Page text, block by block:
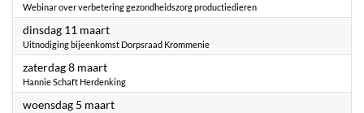
Webinar over verbetering gezondheidszorg productiedieren
dinsdag 11 maart2025
Uitnodiging bijeenkomst Dorpsraad Krommenie
zaterdag 8 maart2025
Hannie Schaft Herdenking
woensdag 5 maart2025